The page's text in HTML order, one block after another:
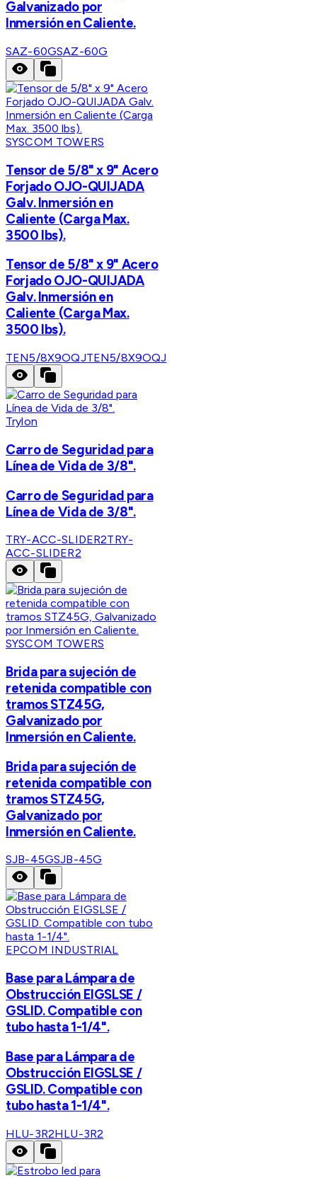
Galvanizado por
Inmersión en Caliente.
SAZ-60GSAZ-60G
SYSCOM TOWERS
Tensor de 5/8" x 9" Acero
Forjado OJO-QUIJADA
Galv. Inmersión en
Caliente (Carga Max.
3500 lbs).
Tensor de 5/8" x 9" Acero
Forjado OJO-QUIJADA
Galv. Inmersión en
Caliente (Carga Max.
3500 lbs).
TEN5/8X9OQJTEN5/8X9OQJ
Trylon
Carro de Seguridad para
Línea de Vida de 3/8".
Carro de Seguridad para
Línea de Vida de 3/8".
TRY-ACC-SLIDER2TRY-
ACC-SLIDER2
SYSCOM TOWERS
Brida para sujeción de
retenida compatible con
tramos STZ45G,
Galvanizado por
Inmersión en Caliente.
Brida para sujeción de
retenida compatible con
tramos STZ45G,
Galvanizado por
Inmersión en Caliente.
SJB-45GSJB-45G
EPCOM INDUSTRIAL
Base para Lámpara de
Obstrucción EIGSLSE /
GSLID. Compatible con
tubo hasta 1-1/4".
Base para Lámpara de
Obstrucción EIGSLSE /
GSLID. Compatible con
tubo hasta 1-1/4".
HLU-3R2HLU-3R2